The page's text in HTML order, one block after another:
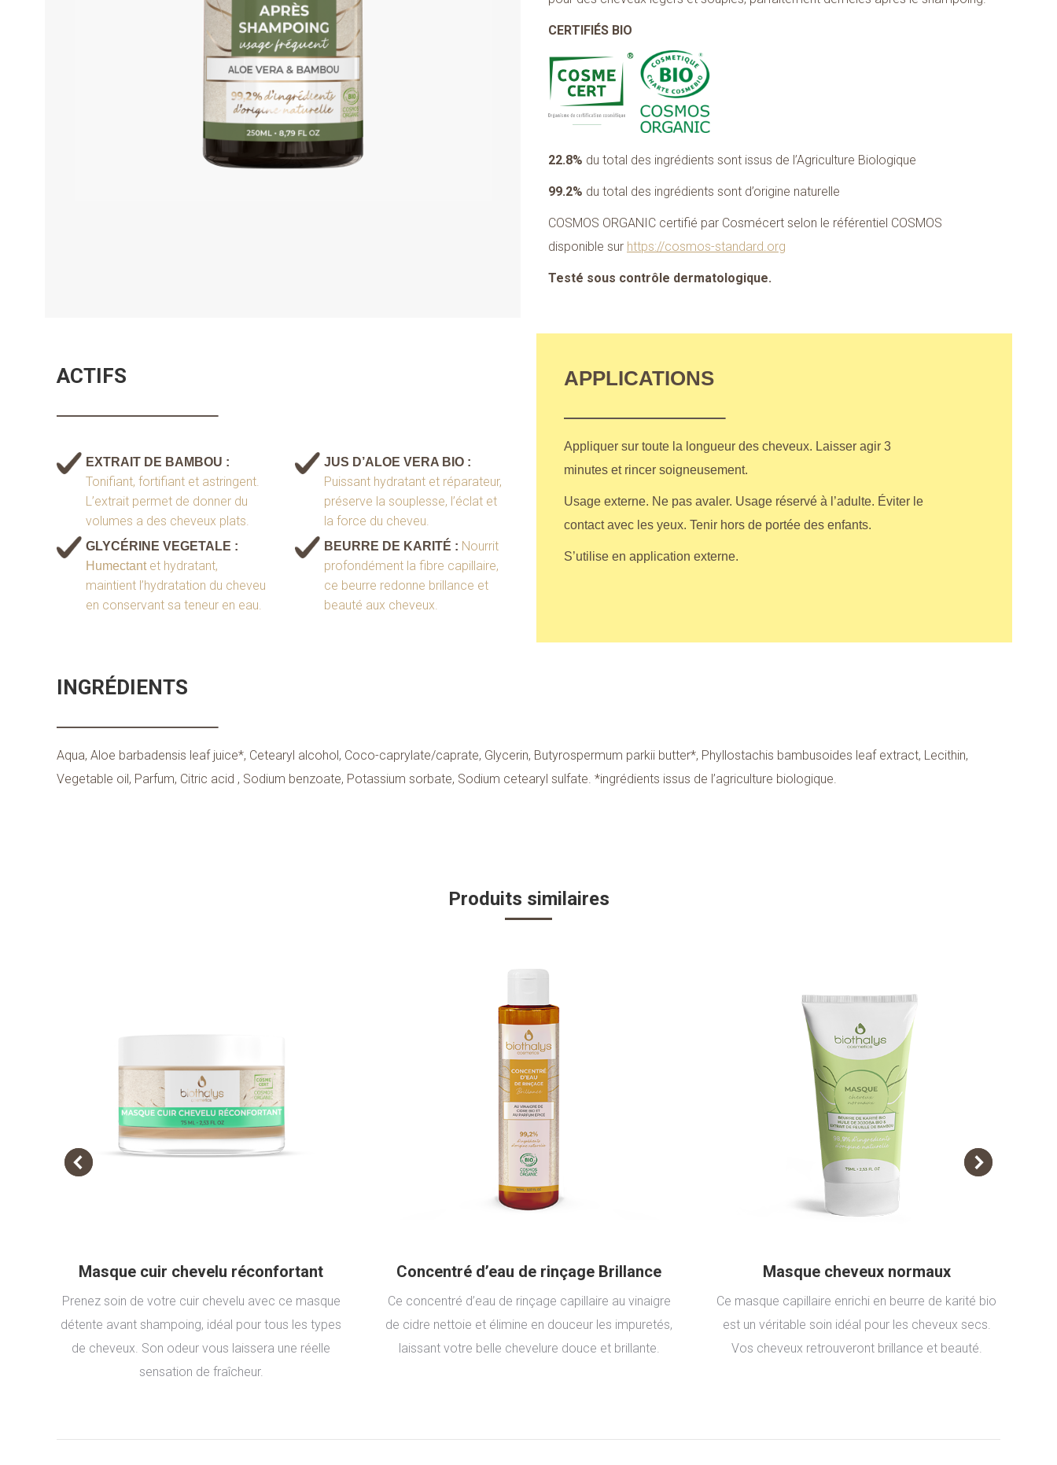
CERTIFIÉS BIO
22.8% du total des ingrédients sont issus de l’Agriculture Biologique
99.2% du total des ingrédients sont d’origine naturelle
COSMOS ORGANIC certifié par Cosmécert selon le référentiel COSMOS
disponible sur https://cosmos-standard.org
Testé sous contrôle dermatologique.
ACTIFS
EXTRAIT DE BAMBOU :
Tonifiant, fortifiant et astringent.
L’extrait permet de donner du
volumes a des cheveux plats.
GLYCÉRINE VEGETALE :
Humectant et hydratant,
maintient l’hydratation du cheveu
en conservant sa teneur en eau.
JUS D’ALOE VERA BIO :
Puissant hydratant et réparateur,
préserve la souplesse, l’éclat et
la force du cheveu.
BEURRE DE KARITÉ : Nourrit
profondément la fibre capillaire,
ce beurre redonne brillance et
beauté aux cheveux.
APPLICATIONS
Appliquer sur toute la longueur des cheveux. Laisser agir 3
minutes et rincer soigneusement.
Usage externe. Ne pas avaler. Usage réservé à l’adulte. Éviter le
contact avec les yeux. Tenir hors de portée des enfants.
S’utilise en application externe.
INGRÉDIENTS
Aqua, Aloe barbadensis leaf juice*, Cetearyl alcohol, Coco-caprylate/caprate, Glycerin, Butyrospermum parkii butter*, Phyllostachis bambusoides leaf extract, Lecithin,
Vegetable oil, Parfum, Citric acid , Sodium benzoate, Potassium sorbate, Sodium cetearyl sulfate. *ingrédients issus de l’agriculture biologique.
Produits similaires
Masque cuir chevelu réconfortant
Prenez soin de votre cuir chevelu avec ce masque
détente avant shampoing, idéal pour tous les types
de cheveux. Son odeur vous laissera une réelle
sensation de fraîcheur.
Concentré d’eau de rinçage Brillance
Ce concentré d’eau de rinçage capillaire au vinaigre
de cidre nettoie et élimine en douceur les impuretés,
laissant votre belle chevelure douce et brillante.
Masque cheveux normaux
Ce masque capillaire enrichi en beurre de karité bio
est un véritable soin idéal pour les cheveux secs.
Vos cheveux retrouveront brillance et beauté.